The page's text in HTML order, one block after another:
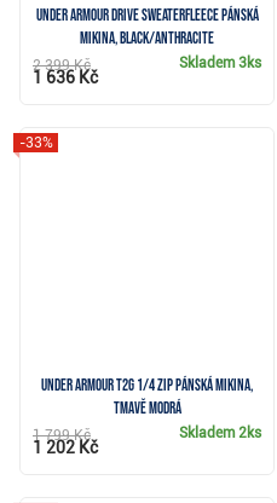
Under Armour Drive SweaterFleece pánská
mikina, black/anthracite
Skladem3ks
2 399 Kč
1 636 Kč
Under Armour T2G 1/4 Zip pánská mikina,
tmavě modrá
-33%
Skladem2ks
1 799 Kč
1 202 Kč